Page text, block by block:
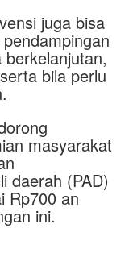
juga bisa
bila perlu
masyarakat
daerah (PAD)
Rp700 an
ini.